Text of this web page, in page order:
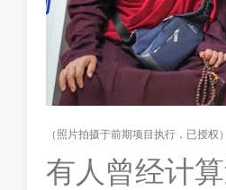
（照片拍摄于前期项目执行，已授权）
有人曾经计